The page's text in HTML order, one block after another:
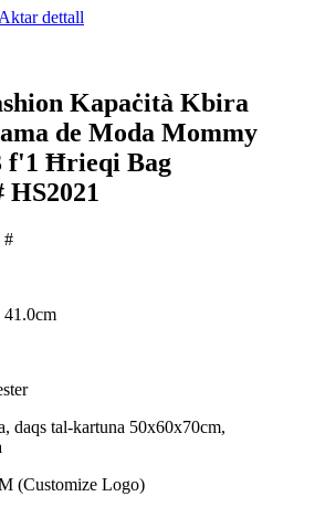
Aktar dettall
Kapaċità Kbira
de Moda Mommy
f'1 Ħrieqi Bag
HS2021
#
daqs tal-kartuna 50x60x70cm,
(Customize Logo)